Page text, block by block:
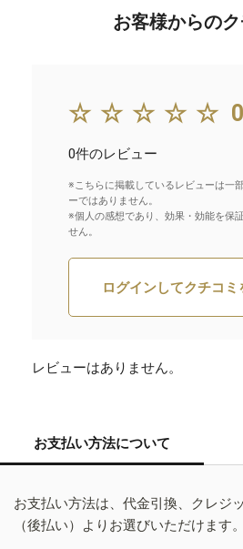
お客様からのク
☆☆☆☆☆
0件のレビュー
※こちらに掲載しているレビューは一
ーではありません。
※個人の感想であり、効果・効能を保
せん。
ログインしてクチコミ
レビューはありません。
お支払い方法について
お支払い方法は、代金引換、クレジ
（後払い）よりお選びいただけます。